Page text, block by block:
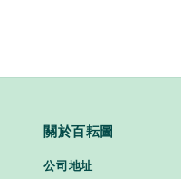
關於百耘圖
公司地址